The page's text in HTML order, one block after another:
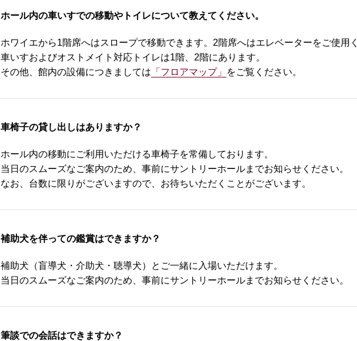
ホール内の車いすでの移動やトイレについて教えてください。
ホワイエから1階席へはスロープで移動できます。2階席へはエレベーターをご使用
車いすおよびオストメイト対応トイレは1階、2階にあります。
その他、館内の設備につきましては 「フロアマップ」 をご覧ください。
車椅子の貸し出しはありますか？
ホール内の移動にご利用いただける車椅子を常備しております。
当日のスムーズなご案内のため、事前にサントリーホールまでお知らせください。
なお、台数に限りがございますので、お待ちいただくことがございます。
補助犬を伴っての鑑賞はできますか？
補助犬（盲導犬・介助犬・聴導犬）とご一緒に入場いただけます。
当日のスムーズなご案内のため、事前にサントリーホールまでお知らせください。
筆談での会話はできますか？